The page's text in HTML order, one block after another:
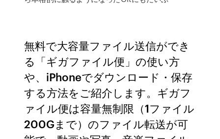
無料で大容量ファイル送信ができ
る「ギガファイル便」の使い方
や、iPhoneでダウンロード・保存
する方法をご紹介します。ギガフ
ァイル便は容量無制限（1ファイル
200Gまで）のファイル転送が可